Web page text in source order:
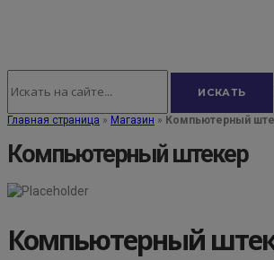
Главная страница » Магазин » Компьютерный
Компьютерный штекер
Компьютерный